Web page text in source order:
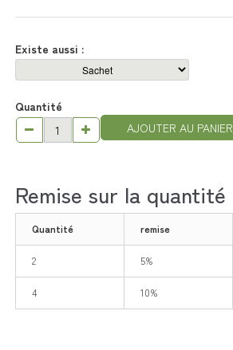
Existe aussi :
Quantité
AJOUTER AU PANIER
Remise sur la quantité
Quantité remise
2 5%
4 10%